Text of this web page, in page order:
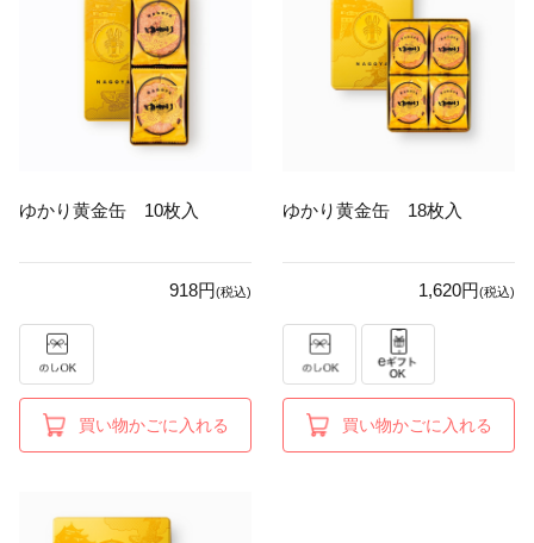
ゆかり黄金缶 10枚入
918円(税込)
買い物かごに入れる
ゆかり黄金缶 18枚入
1,620円(税込)
買い物かごに入れる